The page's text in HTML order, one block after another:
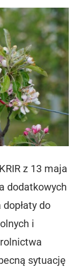
z 13 maja
dodatkowych
do
i
sytuację